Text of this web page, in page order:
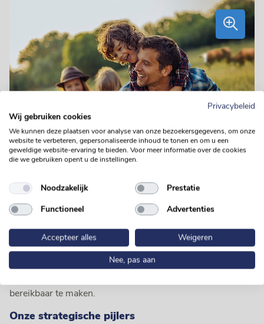
Onze strategie
Van Loon Group is marktleider in vlees en convenience
bereikbaar te maken.
Onze strategische pijlers
Privacybeleid
Wij gebruiken cookies
We kunnen deze plaatsen voor analyse van onze bezoekersgegevens, om onze
website te verbeteren, gepersonaliseerde inhoud te tonen en om u een
geweldige website-ervaring te bieden. Voor meer informatie over de cookies
die we gebruiken opent u de instellingen.
Noodzakelijk
Prestatie
Functioneel
Advertenties
Accepteer alles
Weigeren
Nee, pas aan